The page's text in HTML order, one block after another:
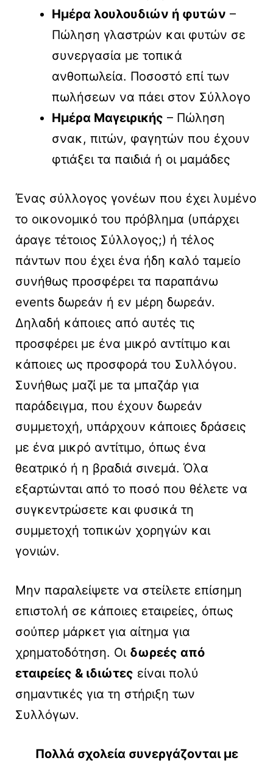
Ημέρα λουλουδιών ή φυτών –
Πώληση γλαστρών και φυτών σε
συνεργασία με τοπικά
ανθοπωλεία. Ποσοστό επί των
πωλήσεων να πάει στον Σύλλογο
Ημέρα Μαγειρικής – Πώληση
σνακ, πιτών, φαγητών που έχουν
φτιάξει τα παιδιά ή οι μαμάδες
Ένας σύλλογος γονέων που έχει λυμένο
το οικονομικό του πρόβλημα (υπάρχει
άραγε τέτοιος Σύλλογος;) ή τέλος
πάντων που έχει ένα ήδη καλό ταμείο
συνήθως προσφέρει τα παραπάνω
events δωρεάν ή εν μέρη δωρεάν.
Δηλαδή κάποιες από αυτές τις
προσφέρει με ένα μικρό αντίτιμο και
κάποιες ως προσφορά του Συλλόγου.
Συνήθως μαζί με τα μπαζάρ για
παράδειγμα, που έχουν δωρεάν
συμμετοχή, υπάρχουν κάποιες δράσεις
με ένα μικρό αντίτιμο, όπως ένα
θεατρικό ή η βραδιά σινεμά. Όλα
εξαρτώνται από το ποσό που θέλετε να
συγκεντρώσετε και φυσικά τη
συμμετοχή τοπικών χορηγών και
γονιών.
Μην παραλείψετε να στείλετε επίσημη
επιστολή σε κάποιες εταιρείες, όπως
σούπερ μάρκετ για αίτημα για
χρηματοδότηση. Οι δωρεές από
εταιρείες & ιδιώτες είναι πολύ
σημαντικές για τη στήριξη των
Συλλόγων.
Πολλά σχολεία συνεργάζονται με